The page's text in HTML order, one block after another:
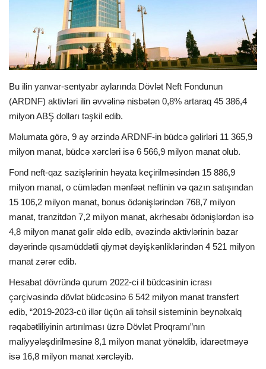
İDMAN
FORMULA 1
DÜNYA
ANALİTİKA
Multimedia
Bu ilin yanvar-sentyabr aylarında Dövlət Neft Fondunun
(ARDNF) aktivləri ilin əvvəlinə nisbətən 0,8% artaraq 45 386,4
milyon ABŞ dolları təşkil edib.
Məlumata görə, 9 ay ərzində ARDNF-in büdcə gəlirləri 11 365,9
milyon manat, büdcə xərcləri isə 6 566,9 milyon manat olub.
Fond neft-qaz sazişlərinin həyata keçirilməsindən 15 886,9
milyon manat, o cümlədən mənfəət neftinin və qazın satışından
15 106,2 milyon manat, bonus ödənişlərindən 768,7 milyon
manat, tranzitdən 7,2 milyon manat, akrhesabı ödənişlərdən isə
4,8 milyon manat gəlir əldə edib, əvəzində aktivlərinin bazar
dəyərində qısamüddətli qiymət dəyişkənliklərindən 4 521 milyon
manat zərər edib.
Hesabat dövründə qurum 2022-ci il büdcəsinin icrası
çərçivəsində dövlət büdcəsinə 6 542 milyon manat transfert
edib, “2019-2023-cü illər üçün ali təhsil sisteminin beynəlxalq
rəqabətliliyinin artırılması üzrə Dövlət Proqramı”nın
maliyyələşdirilməsinə 8,1 milyon manat yönəldib, idarəetməyə
isə 16,8 milyon manat xərcləyib.